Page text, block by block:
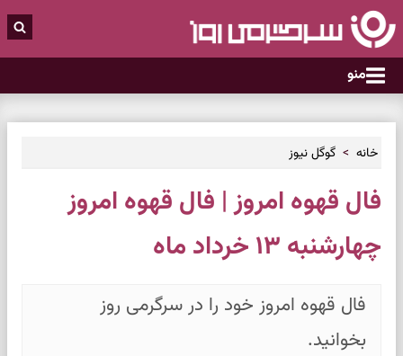
منو
خانه گوگل نیوز
فال قهوه امروز | فال قهوه امروز
چهارشنبه ۱۳ خرداد ماه
فال قهوه امروز خود را در سرگرمی روز
بخوانید.